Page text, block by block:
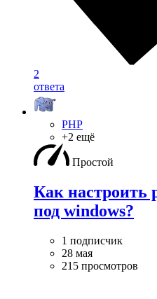
2
ответа
PHP
+2 ещё
Простой
Как настроить
под windows?
1 подписчик
28 мая
215 просмотров